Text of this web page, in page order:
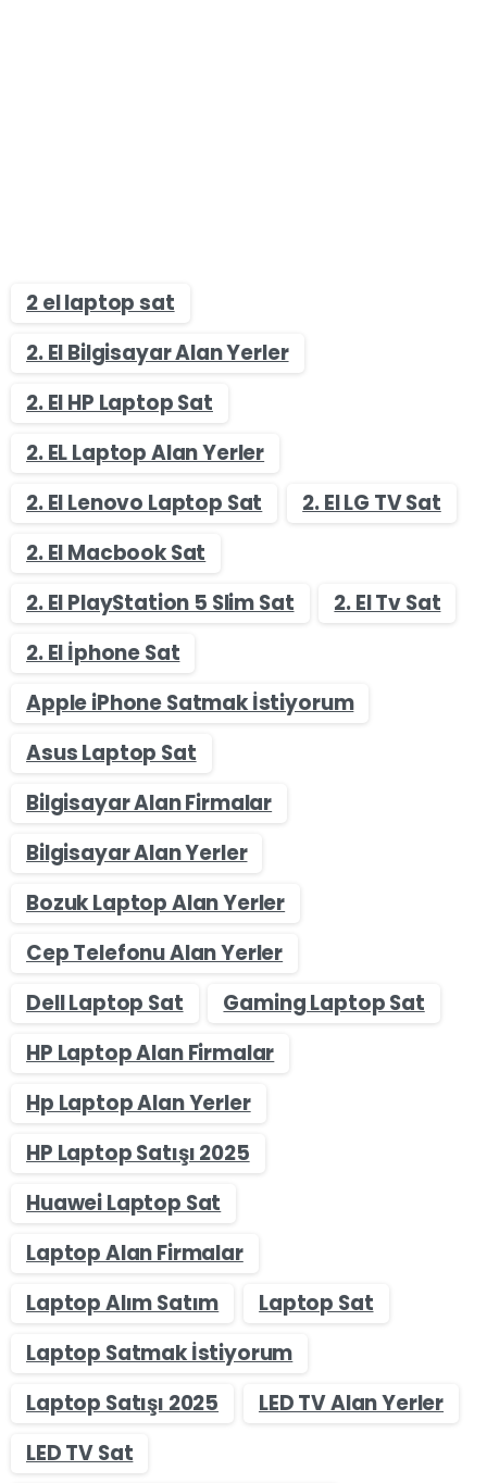
2 el laptop sat
2. El Bilgisayar Alan Yerler
2. El HP Laptop Sat
2. EL Laptop Alan Yerler
2. El Lenovo Laptop Sat
2. El LG TV Sat
2. El Macbook Sat
2. El PlayStation 5 Slim Sat
2. El Tv Sat
2. El İphone Sat
Apple iPhone Satmak İstiyorum
Asus Laptop Sat
Bilgisayar Alan Firmalar
Bilgisayar Alan Yerler
Bozuk Laptop Alan Yerler
Cep Telefonu Alan Yerler
Dell Laptop Sat
Gaming Laptop Sat
HP Laptop Alan Firmalar
Hp Laptop Alan Yerler
HP Laptop Satışı 2025
Huawei Laptop Sat
Laptop Alan Firmalar
Laptop Alım Satım
Laptop Sat
Laptop Satmak İstiyorum
Laptop Satışı 2025
LED TV Alan Yerler
LED TV Sat